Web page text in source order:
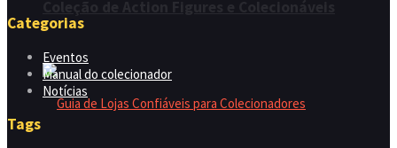
Categorias
Eventos
Manual do colecionador
Notícias
Tags